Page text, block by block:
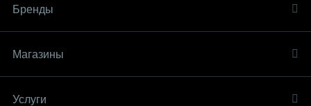
Бренды
Магазины
Услуги